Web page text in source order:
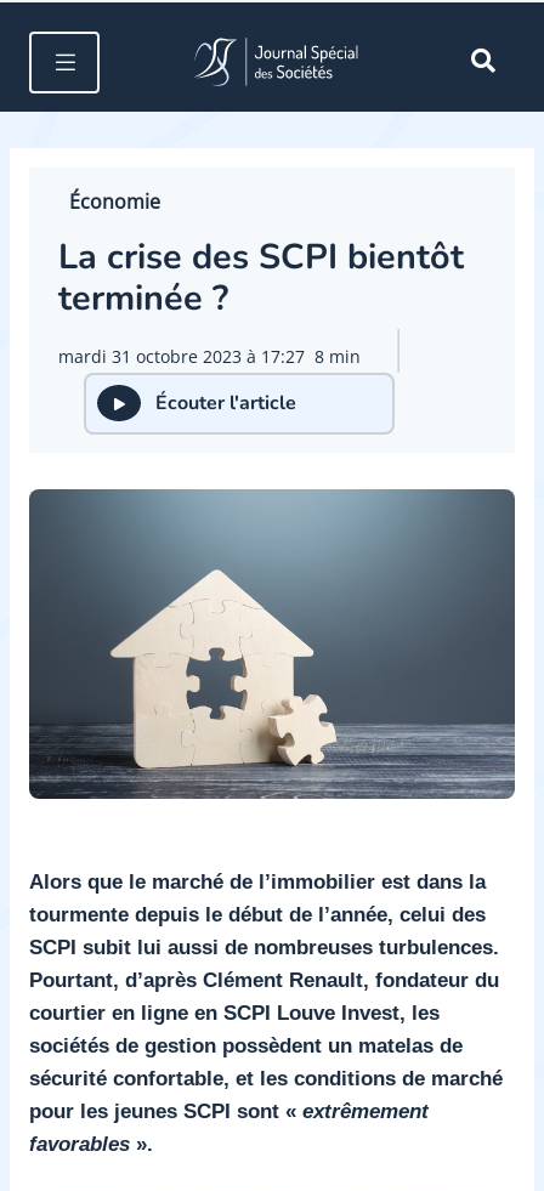
Économie
La crise des SCPI bientôt
terminée ?
mardi 31 octobre 2023 à 17:27 8 min
Écouter l'article
Alors que le marché de l’immobilier est dans la
tourmente depuis le début de l’année, celui des
SCPI subit lui aussi de nombreuses turbulences.
Pourtant, d’après Clément Renault, fondateur du
courtier en ligne en SCPI Louve Invest, les
sociétés de gestion possèdent un matelas de
sécurité confortable, et les conditions de marché
pour les jeunes SCPI sont « extrêmement
favorables ».